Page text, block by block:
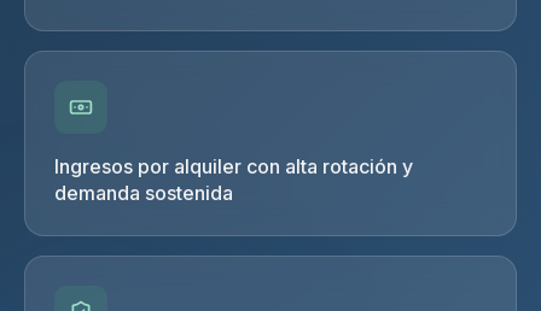
Ingresos por alquiler con alta rotación y
demanda sostenida